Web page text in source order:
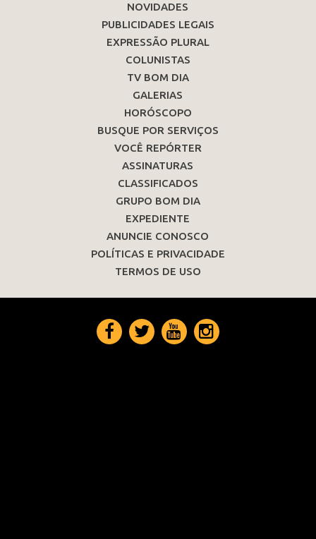
NOVIDADES
PUBLICIDADES LEGAIS
EXPRESSÃO PLURAL
COLUNISTAS
TV BOM DIA
GALERIAS
HORÓSCOPO
BUSQUE POR SERVIÇOS
VOCÊ REPÓRTER
ASSINATURAS
CLASSIFICADOS
GRUPO BOM DIA
EXPEDIENTE
ANUNCIE CONOSCO
POLÍTICAS E PRIVACIDADE
TERMOS DE USO